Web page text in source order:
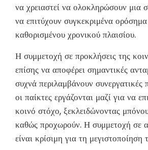
να χρειαστεί να ολοκληρώσουν μια
να επιτύχουν συγκεκριμένα
καθορισμένου χρονικού πλαισίου.
Η συμμετοχή σε προκλήσεις της
επίσης να αποφέρει σημαντικές
συχνά περιλαμβάνουν συνεργατικές
οι παίκτες εργάζονται μαζί για να
κοινό στόχο, ξεκλειδώνοντας
καθώς προχωρούν. Η συμμετοχή σε
είναι κρίσιμη για τη